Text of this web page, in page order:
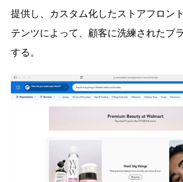
提供し、カスタム化したストアフロン
テンツによって、顧客に洗練されたブ
する。